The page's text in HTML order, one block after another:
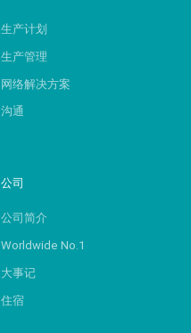
生产计划
生产管理
网络解决方案
沟通
公司
公司简介
Worldwide No.1
大事记
住宿